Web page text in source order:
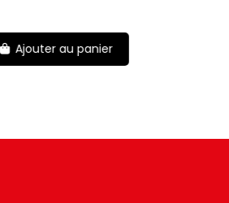
Ajouter au panier